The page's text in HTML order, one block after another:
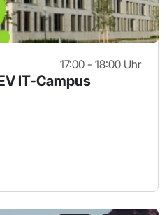
17:00 - 18:00 Uhr
IT-Campus